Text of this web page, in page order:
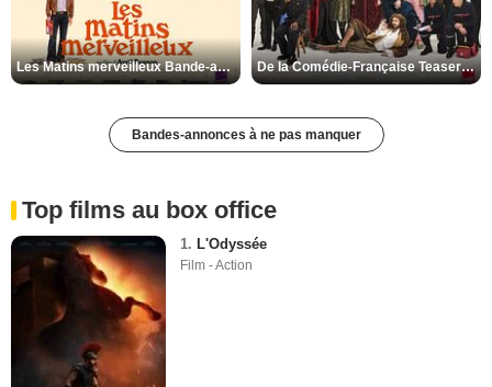
Les Matins merveilleux Bande-annonce VF De la Comédie-Française Teaser VF
Bandes-annonces à ne pas manquer
Top films au box office
1. L'Odyssée
Film - Action